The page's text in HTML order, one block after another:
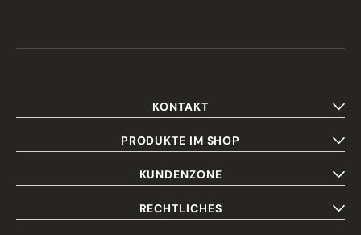
KONTAKT
PRODUKTE IM SHOP
KUNDENZONE
RECHTLICHES